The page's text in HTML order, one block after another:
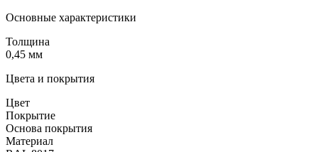
Основные характеристики
Толщина
0,45 мм
Цвета и покрытия
Цвет
Покрытие
Основа покрытия
Материал